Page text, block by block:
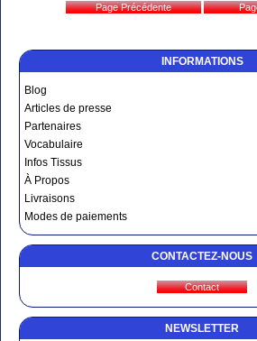
INFORMATIONS
Blog
Articles de presse
Partenaires
Vocabulaire
Infos Tissus
À Propos
Livraisons
Modes de paiements
CONTACTEZ-NOUS
NEWSLETTER